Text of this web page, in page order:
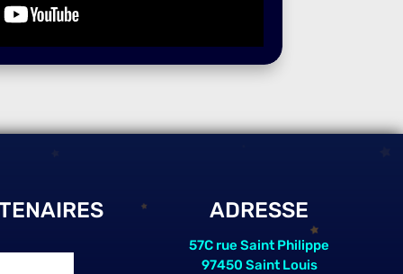
ADRESSE
57C rue Saint Philippe
97450 Saint Louis